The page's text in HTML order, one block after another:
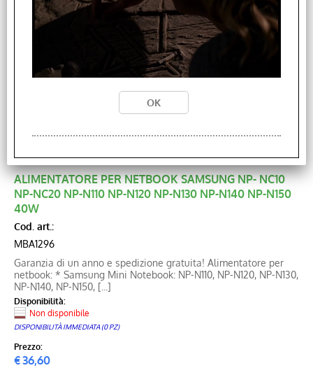
Prezzo:
€ 72,61 Sconto 55.4%
ALIMENTATORE PER NETBOOK SAMSUNG NP- NC10
NP-NC20 NP-N110 NP-N120 NP-N130 NP-N140 NP-N150
40W
Cod. art.:
MBA1296
Garanzia di un anno e spedizione gratuita! Alimentatore per
netbook: * Samsung Mini Notebook: NP-N110, NP-N120, NP-N130,
NP-N140, NP-N150, [...]
Disponibilità:
Non disponibile
DISPONIBILITÀ IMMEDIATA (0 PZ)
Prezzo:
€36,60